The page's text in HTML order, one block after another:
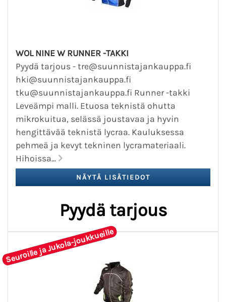
WOL NINE W RUNNER -TAKKI
Pyydä tarjous - tre@suunnistajankauppa.fi
hki@suunnistajankauppa.fi
tku@suunnistajankauppa.fi Runner -takki
Leveämpi malli. Etuosa teknistä ohutta
mikrokuitua, selässä joustavaa ja hyvin
hengittävää teknistä lycraa. Kauluksessa
pehmeä ja kevyt tekninen lycramateriaali.
Hihoissa...
Pyydä tarjous
Seuroille ja Jukola-joukkueille